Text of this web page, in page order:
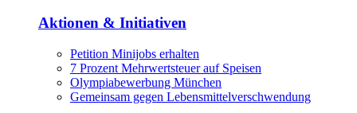
Aktionen & Initiativen
Petition Minijobs erhalten
7 Prozent Mehrwertsteuer auf Speisen
Olympiabewerbung München
Gemeinsam gegen Lebensmittelverschwendung